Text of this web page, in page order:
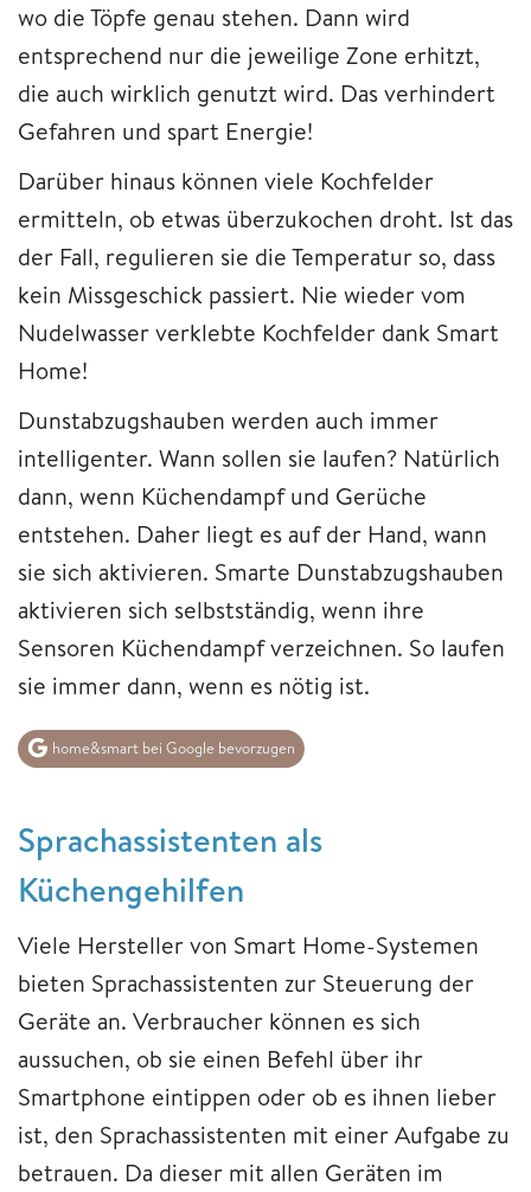
wo die Töpfe genau stehen. Dann wird
entsprechend nur die jeweilige Zone erhitzt,
die auch wirklich genutzt wird. Das verhindert
Gefahren und spart Energie!
Darüber hinaus können viele Kochfelder
ermitteln, ob etwas überzukochen droht. Ist das
der Fall, regulieren sie die Temperatur so, dass
kein Missgeschick passiert. Nie wieder vom
Nudelwasser verklebte Kochfelder dank Smart
Home!
Dunstabzugshauben werden auch immer
intelligenter. Wann sollen sie laufen? Natürlich
dann, wenn Küchendampf und Gerüche
entstehen. Daher liegt es auf der Hand, wann
sie sich aktivieren. Smarte Dunstabzugshauben
aktivieren sich selbstständig, wenn ihre
Sensoren Küchendampf verzeichnen. So laufen
sie immer dann, wenn es nötig ist.
home&smart bei Google bevorzugen
Sprachassistenten als
Küchengehilfen
Viele Hersteller von Smart Home-Systemen
bieten Sprachassistenten zur Steuerung der
Geräte an. Verbraucher können es sich
aussuchen, ob sie einen Befehl über ihr
Smartphone eintippen oder ob es ihnen lieber
ist, den Sprachassistenten mit einer Aufgabe zu
betrauen. Da dieser mit allen Geräten im